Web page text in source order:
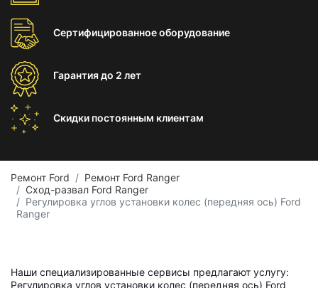
Сертифицированноеоборудование
Гарантиядо 2 лет
Скидки постоянным клиентам
Ремонт Ford
Ремонт Ford Ranger
Сход-развал Ford Ranger
Регулировка углов установки колес (передняя ось) Ford
Ranger
Наши специализированные сервисы предлагают услугу:
Регулировка углов установки колес (передняя ось) Ford